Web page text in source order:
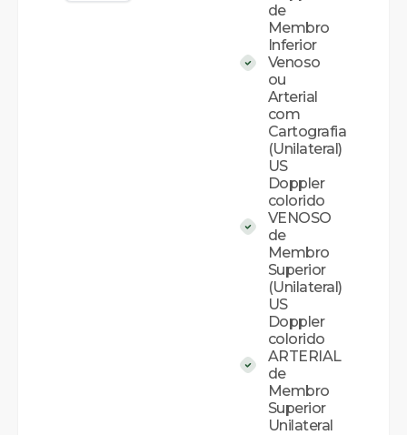
de
Membro
Inferior
Venoso
ou
Arterial
com
Cartografia
(Unilateral)
US
Doppler
colorido
VENOSO
de
Membro
Superior
(Unilateral)
US
Doppler
colorido
ARTERIAL
de
Membro
Superior
Unilateral